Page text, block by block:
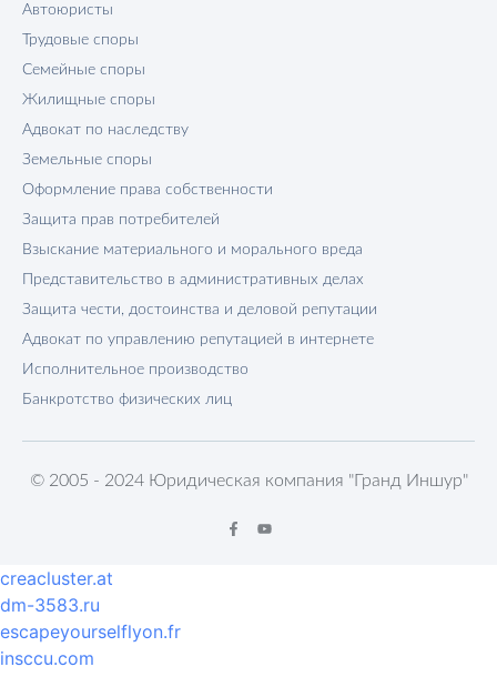
Автоюристы
Трудовые споры
Семейные споры
Жилищные споры
Адвокат по наследству
Земельные споры
Оформление права собственности
Защита прав потребителей
Взыскание материального и морального вреда
Представительство в административных делах
Защита чести, достоинства и деловой репутации
Адвокат по управлению репутацией в интернете
Исполнительное производство
Банкротство физических лиц
© 2005 - 2024 Юридическая компания "Гранд Иншур"
creacluster.at
dm-3583.ru
escapeyourselflyon.fr
insccu.com